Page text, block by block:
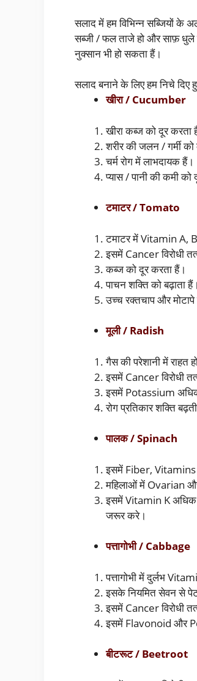
सलाद में हम विभिन्न सब्जियों के
सब्जी / फल ताजे हो और साफ़ धुले
नुक्सान भी हो सकता हैं।
सलाद बनाने के लिए हम निचे दिए
खीरा / Cucumber
खीरा कब्ज को दूर करता
शरीर की जलन / गर्मी
चर्म रोग में लाभदायक हैं।
प्यास / पानी की कमी को
टमाटर / Tomato
टमाटर में Vitamin A, B
इसमें Cancer विरोधी
कब्ज को दूर करता हैं।
पाचन शक्ति को बढ़ाता हैं।
उच्च रक्तचाप और
मूली / Radish
गैस की परेशानी में राहत
इसमें Cancer विरोधी
इसमें Potassium
रोग प्रतिकार शक्ति
पालक / Spinach
इसमें Fiber, Vitamins
महिलाओं में Ovarian
इसमें Vitamin K अधिक
जरूर करे।
पत्तागोभी / Cabbage
पत्तागोभी में दुर्लभ
इसके नियमित सेवन से
इसमें Cancer विरोधी
इसमें Flavonoid और
बीटरूट / Beetroot